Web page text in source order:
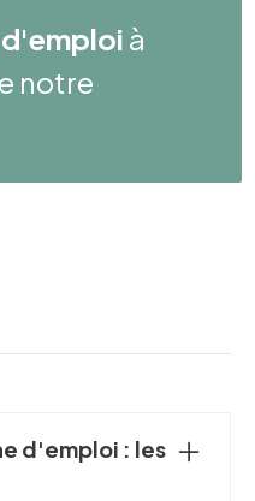
à
notre
d'emploi : les